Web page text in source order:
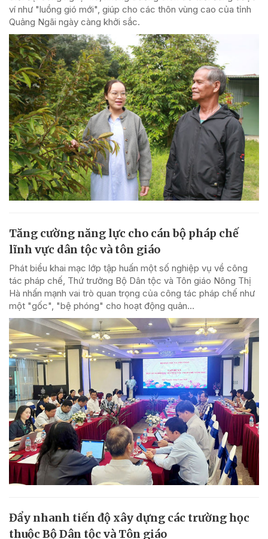
ví như "luồng gió mới", giúp cho các thôn vùng cao của tỉnh
Quảng Ngãi ngày càng khởi sắc.
Tăng cường năng lực cho cán bộ pháp chế
lĩnh vực dân tộc và tôn giáo
Phát biểu khai mạc lớp tập huấn một số nghiệp vụ về công
tác pháp chế, Thứ trưởng Bộ Dân tộc và Tôn giáo Nông Thị
Hà nhấn mạnh vai trò quan trọng của công tác pháp chế như
một "gốc", "bệ phóng" cho hoạt động quản...
Đẩy nhanh tiến độ xây dựng các trường học
thuộc Bộ Dân tộc và Tôn giáo